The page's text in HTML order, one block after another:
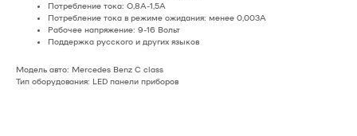
Потребление тока: O,8A-1,5A
Потребление тока в режиме ожидания: менее 0,003А
Рабочее напряжение: 9-16 Вольт
Поддержка русского и других языков
Модель авто: Mercedes Benz C class
Тип оборудования: LED панели приборов